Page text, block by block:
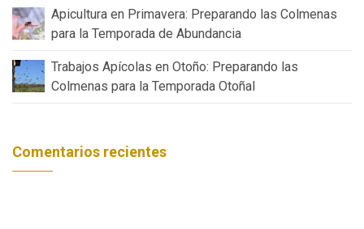
Apicultura en Primavera: Preparando las Colmenas
para la Temporada de Abundancia
Trabajos Apícolas en Otoño: Preparando las
Colmenas para la Temporada Otoñal
Comentarios recientes